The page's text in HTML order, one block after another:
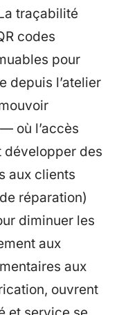
traçabilité
codes
pour
depuis l’atelier
où l’accès
des
aux clients
réparation)
diminuer les
aux
aux
ouvrent